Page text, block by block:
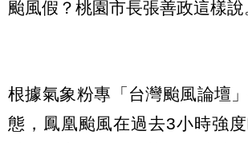
颱風假？桃園市長張善政這樣說
根據氣象粉專「台灣颱風論壇
態，鳳凰颱風在過去3小時強